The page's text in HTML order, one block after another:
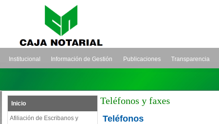
Institucional Información de Gestión Publicaciones Transparencia
Inicio
Afiliación de Escribanos y
Teléfonos y faxes
Teléfonos